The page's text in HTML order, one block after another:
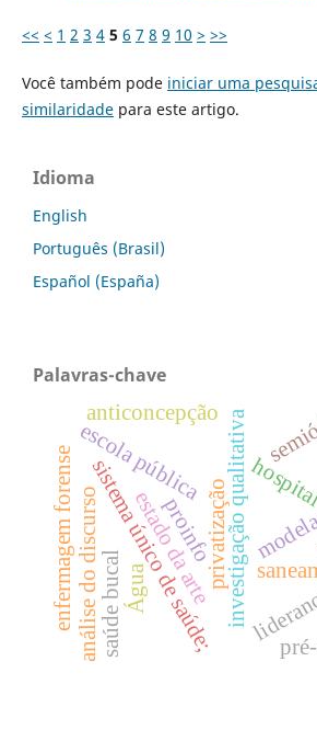
<< < 1 2 3 4 5 6 7 8 9 10 > >>
Você também pode iniciar uma
similaridadepara este artigo.
Idioma
English
Português (Brasil)
Español (España)
Palavras-chave
investigação qualitativa
sistema único de saúde;privatização
Água
análise do discurso proinfo
escola pública
enfermagem forense
anticoncepção
saúde bucalestado da arte